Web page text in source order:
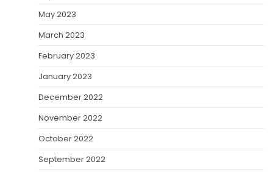
May 2023
March 2023
February 2023
January 2023
December 2022
November 2022
October 2022
September 2022